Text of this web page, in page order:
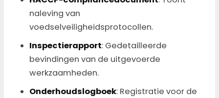
naleving van
voedselveiligheidsprotocollen.
Inspectierapport: Gedetailleerde
bevindingen van de uitgevoerde
werkzaamheden.
Onderhoudslogboek: Registratie voor de